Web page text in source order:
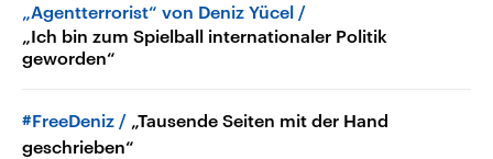
„Agentterrorist“ von Deniz Yücel
„Ich bin zum Spielball internationaler Politik
geworden“
#FreeDeniz
„Tausende Seiten mit der Hand
geschrieben“